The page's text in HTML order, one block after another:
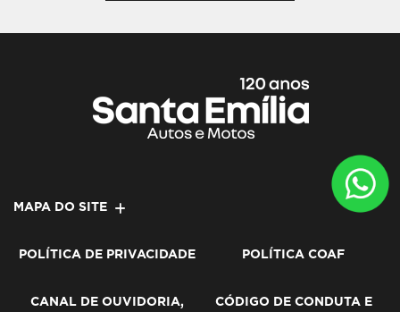
MAPA DO SITE
POLÍTICA DE PRIVACIDADE POLÍTICA COAF
CANAL DE OUVIDORIA,
CÓDIGO DE CONDUTA E